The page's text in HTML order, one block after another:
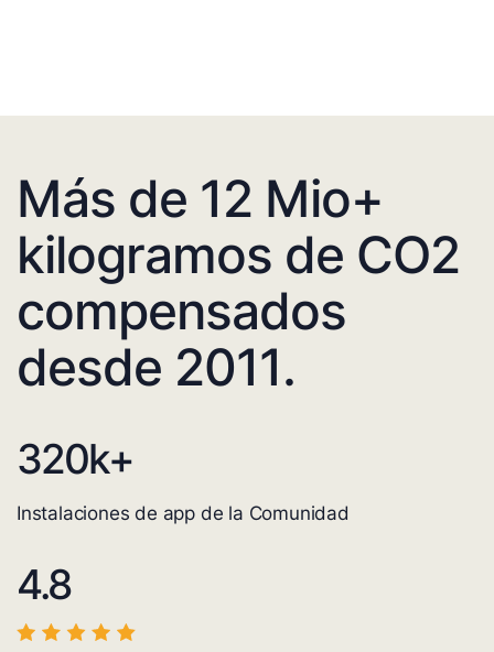
Más de 12 Mio+
kilogramos de CO2
compensados
desde 2011.
320k+
Instalaciones de app de la Comunidad
4.8